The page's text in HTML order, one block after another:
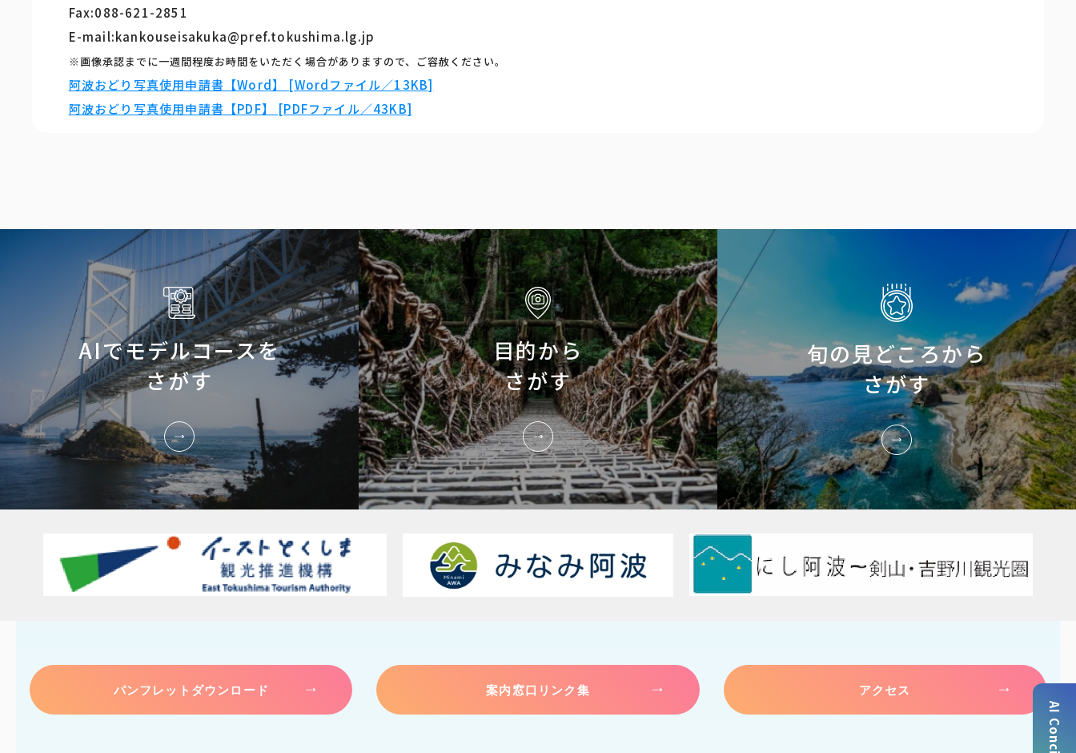
Fax:088-621-2851
E-mail:kankouseisakuka@pref.tokushima.lg.jp
※画像承認までに一週間程度お時間をいただく場合がありますので、ご容赦ください。
阿波おどり写真使用申請書【Word】 [Wordファイル／13KB]
阿波おどり写真使用申請書【PDF】 [PDFファイル／43KB]
AIでモデルコースを
さがす
目的から
さがす
旬の見どころから
さがす
パンフレットダウンロード 案内窓口リンク集 アクセス